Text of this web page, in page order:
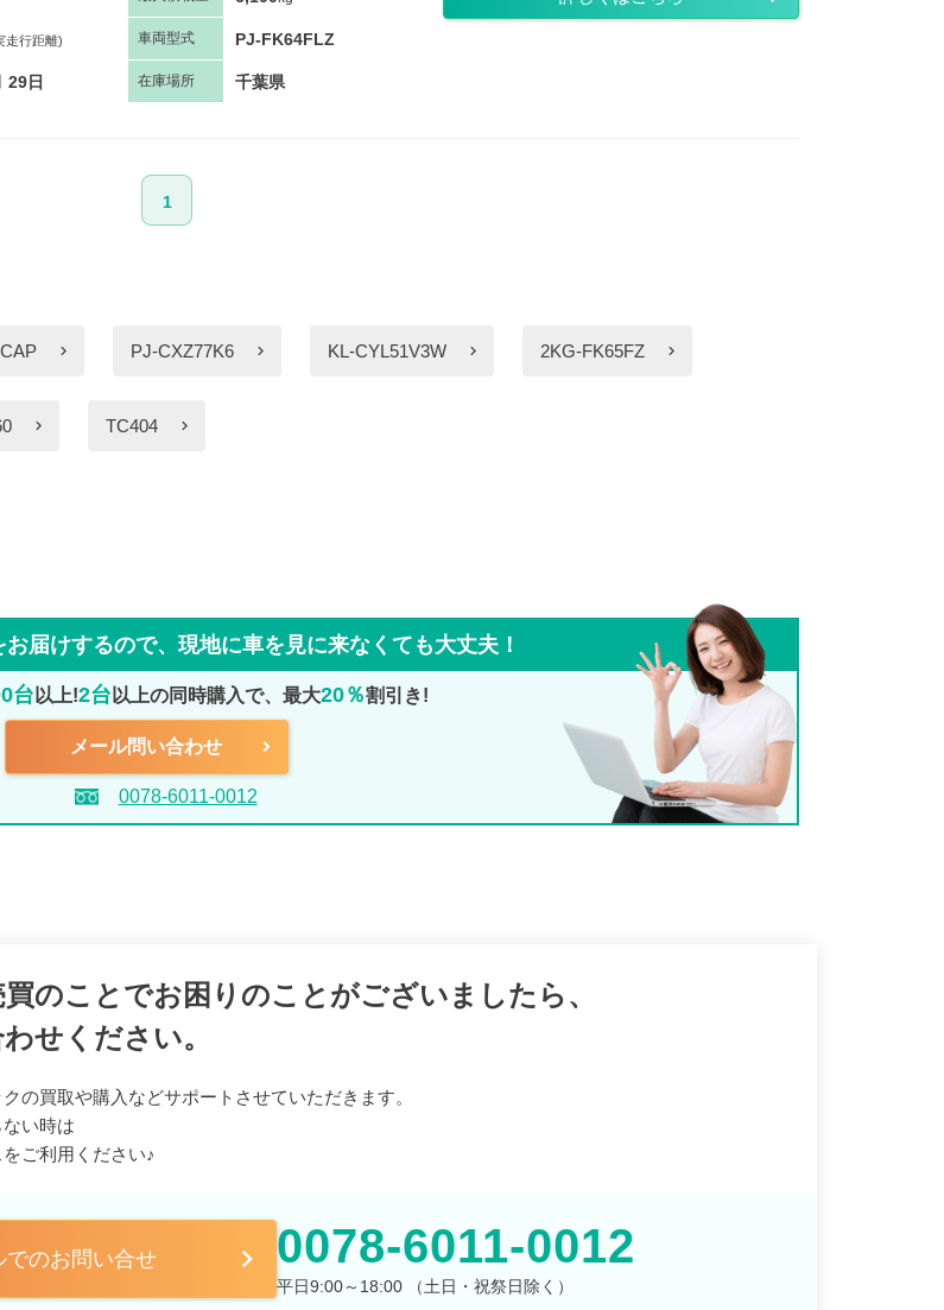
走行距離) 車両型式 PJ-FK64FLZ
29日 在庫場所 千葉県
1
PJ-CXZ77K6 KL-CYL51V3W 2KG-FK65FZ
TC404
届けするので、 現地に車を見に来なくても大丈夫！
台 以上!2台 以上の同時購入で、最大20％割引き!
メール問い合わせ
0078-6011-0012
のことでお困りのことがございましたら、
せください。
の買取や購入などサポートさせていただきます。
い時は
ご利用ください♪
でのお問い合せ 0078-6011-0012
平日9:00～18:00 （土日・祝祭日除く）